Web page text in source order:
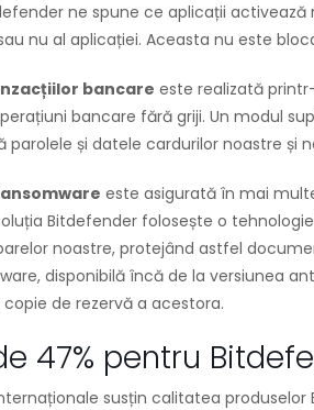
ne spune ce aplicații
nu al aplicației. Aceasta nu este
bancare este realizată
bancare fără griji. Un modul
parolele și datele cardurilor noastre
este asigurată în mai
Bitdefender folosește o
noastre, protejând astfel
disponibilă încă de la versiunea
de rezervă a acestora.
47% pentru
susțin calitatea